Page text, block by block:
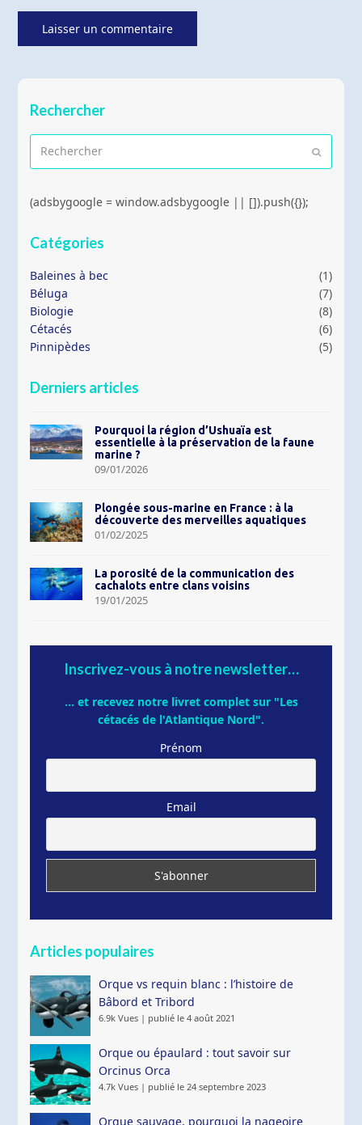
Rechercher
Rechercher
Envoyer
(adsbygoogle = window.adsbygoogle || []).push({});
Catégories
Baleines à bec
(1)
Béluga
(7)
Biologie
(8)
Cétacés
(6)
Pinnipèdes
(5)
Derniers articles
Pourquoi la région d’Ushuaïa est
essentielle à la préservation de la faune
marine ?
09/01/2026
Plongée sous-marine en France : à la
découverte des merveilles aquatiques
01/02/2025
La porosité de la communication des
cachalots entre clans voisins
19/01/2025
Inscrivez-vous à notre newsletter…
... et recevez notre livret complet sur "Les
cétacés de l'Atlantique Nord".
Prénom
Email
Articles populaires
Orque vs requin blanc : l’histoire de
Bâbord et Tribord
6.9k Vues | publié le 4 août 2021
Orque ou épaulard : tout savoir sur
Orcinus Orca
4.7k Vues | publié le 24 septembre 2023
Orque sauvage, pourquoi la nageoire